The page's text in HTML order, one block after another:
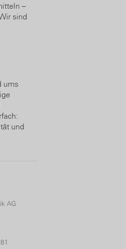
–
sind
ums
und
AG